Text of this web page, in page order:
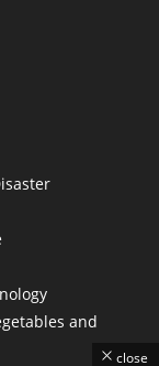
and
close